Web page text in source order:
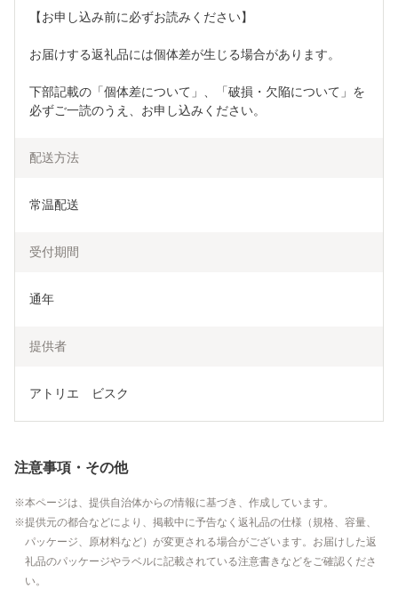
【お申し込み前に必ずお読みください】
お届けする返礼品には個体差が生じる場合があります。
下部記載の「個体差について」、「破損・欠陥について」を
必ずご一読のうえ、お申し込みください。
配送方法
常温配送
受付期間
通年
提供者
アトリエ　ビスク
注意事項・その他
本ページは、提供自治体からの情報に基づき、作成しています。
提供元の都合などにより、掲載中に予告なく返礼品の仕様（規格、容量、
パッケージ、原材料など）が変更される場合がございます。お届けした返
礼品のパッケージやラベルに記載されている注意書きなどをご確認くださ
い。